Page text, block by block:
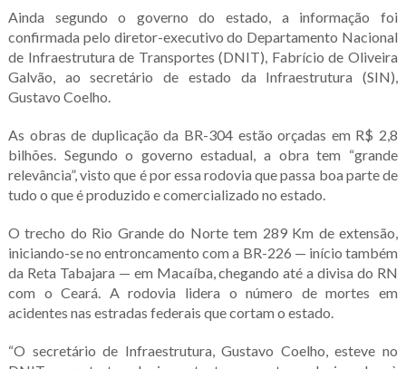
Ainda segundo o governo do estado, a informação foi
confirmada pelo diretor-executivo do Departamento Nacional
de Infraestrutura de Transportes (DNIT), Fabrício de Oliveira
Galvão, ao secretário de estado da Infraestrutura (SIN),
Gustavo Coelho.
As obras de duplicação da BR-304 estão orçadas em R$ 2,8
bilhões. Segundo o governo estadual, a obra tem “grande
relevância”, visto que é por essa rodovia que passa boa parte de
tudo o que é produzido e comercializado no estado.
O trecho do Rio Grande do Norte tem 289 Km de extensão,
iniciando-se no entroncamento com a BR-226 — início também
da Reta Tabajara — em Macaíba, chegando até a divisa do RN
com o Ceará. A rodovia lidera o número de mortes em
acidentes nas estradas federais que cortam o estado.
“O secretário de Infraestrutura, Gustavo Coelho, esteve no